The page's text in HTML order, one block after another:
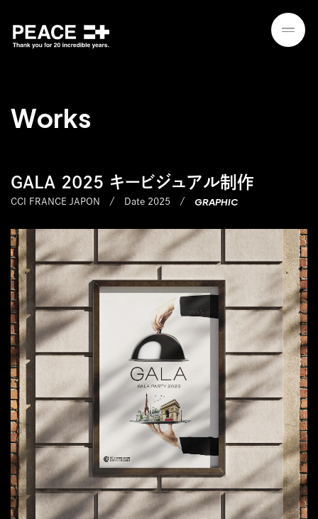
Works
GALA 2025 キービジュアル制作
CCI FRANCE JAPON Date 2025 GRAPHIC